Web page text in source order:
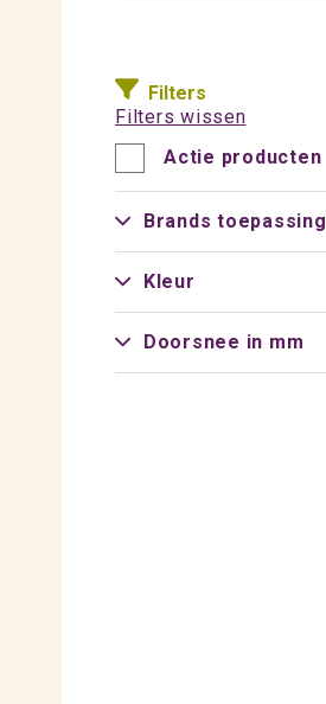
Filters
Filters wissen
Actie producten
Brands toepassing
Kleur
Doorsnee in mm